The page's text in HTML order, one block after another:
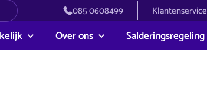
085 0608499 Klantenservice
Over ons Salderingsregeling